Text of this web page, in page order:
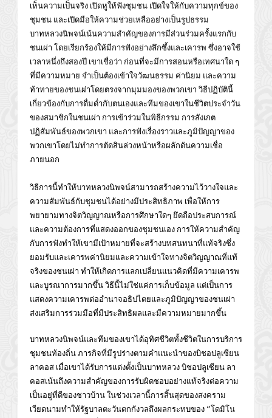
เห็นความเป็นจริง เปิดหูให้ฟังชุมชน เปิดใจให้กับความทุกข์ของ
ชุมชน และเปิดมือให้ความช่วยเหลืออย่างเป็นรูปธรรม
บาทหลวงนิพจน์เน้นความสำคัญของการมีส่วนร่วมครั้งแรกกับ
ชนเผ่า โดยเรียกร้องให้มีการฟังอย่างลึกซึ้งและเคารพ ซึ่งอาจใช้
เวลาหนึ่งถึงสองปี เขาเชื่อว่า ก่อนที่จะมีการสอนหรือเทศนาใด ๆ
ที่มีความหมาย จำเป็นต้องเข้าใจวัฒนธรรม ค่านิยม และความ
ท้าทายของชนเผ่าโดยตรงจากมุมมองของพวกเขา วิธีปฏิบัตินี้
เกี่ยวข้องกับการดื่มด่ำกับตนเองและทีมของเขาในชีวิตประจำวัน
ของสมาชิกในชนเผ่า การเข้าร่วมในพิธีกรรม การสังเกต
ปฏิสัมพันธ์ของพวกเขา และการฟังเรื่องราวและภูมิปัญญาของ
พวกเขาโดยไม่ทำการตัดสินล่วงหน้าหรือผลักดันความเชื่อ
ภายนอก
วิธีการนี้ทำให้บาทหลวงนิพจน์สามารถสร้างความไว้วางใจและ
ความสัมพันธ์กับชุมชนได้อย่างมีประสิทธิภาพ เพื่อให้การ
พยายามทางจิตวิญญาณหรือการศึกษาใดๆ ยึดถือประสบการณ์
และความต้องการที่แสดงออกของชุมชนเอง การให้ความสำคัญ
กับการฟังทำให้เขามีเป้าหมายที่จะสร้างบทสนทนาที่แท้จริงซึ่ง
ยอมรับและเคารพค่านิยมและความเข้าใจทางจิตวิญญาณที่แท้
จริงของชนเผ่า ทำให้เกิดการแลกเปลี่ยนแนวคิดที่มีความเคารพ
และบูรณาการมากขึ้น วิธีนี้ไม่ใช่แค่การเก็บข้อมูล แต่เป็นการ
แสดงความเคารพต่ออำนาจอธิปไตยและภูมิปัญญาของชนเผ่า
ส่งเสริมการร่วมมือที่มีประสิทธิผลและมีความหมายมากขึ้น
บาทหลวงนิพจน์และทีมของเขาได้อุทิศชีวิตทั้งชีวิตในการบริการ
ชุมชนท้องถิ่น ภารกิจที่มีรูปร่างตามคำแนะนำของบิชอปลูเซียน
ลาคอส เมื่อเขาได้รับการแต่งตั้งเป็นบาทหลวง บิชอปลูเซียน ลา
คอสเน้นถึงความสำคัญของการรับผิดชอบอย่างแท้จริงต่อความ
เป็นอยู่ที่ดีของชาวบ้าน ในช่วงเวลานี้การสิ้นสุดของสงคราม
เวียดนามทำให้รัฐบาลตะวันตกกังวลถึงผลกระทบของ “โดมิโน